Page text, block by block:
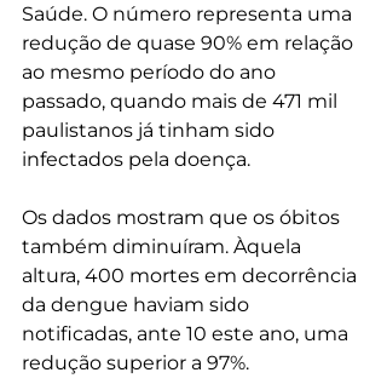
Saúde. O número representa uma
redução de quase 90% em relação
ao mesmo período do ano
passado, quando mais de 471 mil
paulistanos já tinham sido
infectados pela doença.
Os dados mostram que os óbitos
também diminuíram. Àquela
altura, 400 mortes em decorrência
da dengue haviam sido
notificadas, ante 10 este ano, uma
redução superior a 97%.